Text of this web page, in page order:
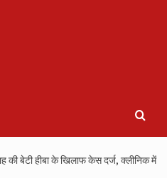
की बेटी हीबा के खिलाफ केस दर्ज, क्लीनिक में